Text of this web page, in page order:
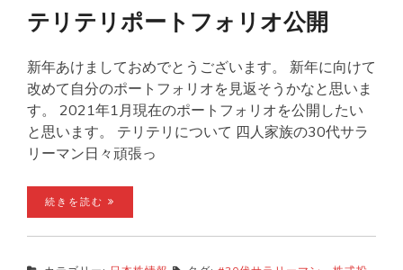
テリテリポートフォリオ公開
新年あけましておめでとうございます。 新年に向けて
改めて自分のポートフォリオを見返そうかなと思いま
す。 2021年1月現在のポートフォリオを公開したい
と思います。 テリテリについて 四人家族の30代サラ
リーマン日々頑張っ
続きを読む